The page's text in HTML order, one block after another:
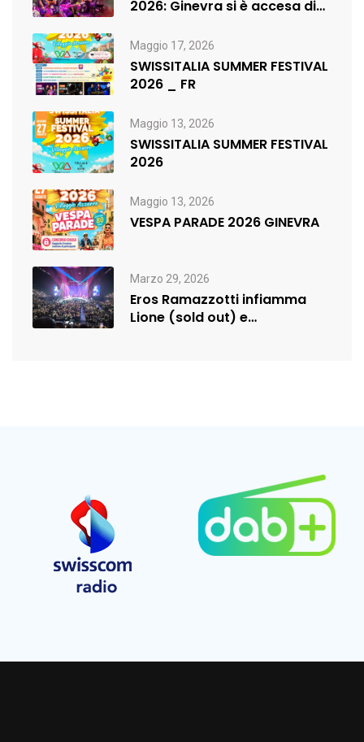
2026: Ginevra si è accesa di
Maggio 17, 2026
SWISSITALIA SUMMER FESTIVAL
2026 _ FR
Maggio 13, 2026
SWISSITALIA SUMMER FESTIVAL
2026
Maggio 13, 2026
VESPA PARADE 2026 GINEVRA
Marzo 29, 2026
Eros Ramazzotti infiamma
Lione (sold out) e